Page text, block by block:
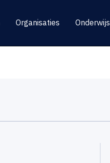
Organisaties Onderwijs